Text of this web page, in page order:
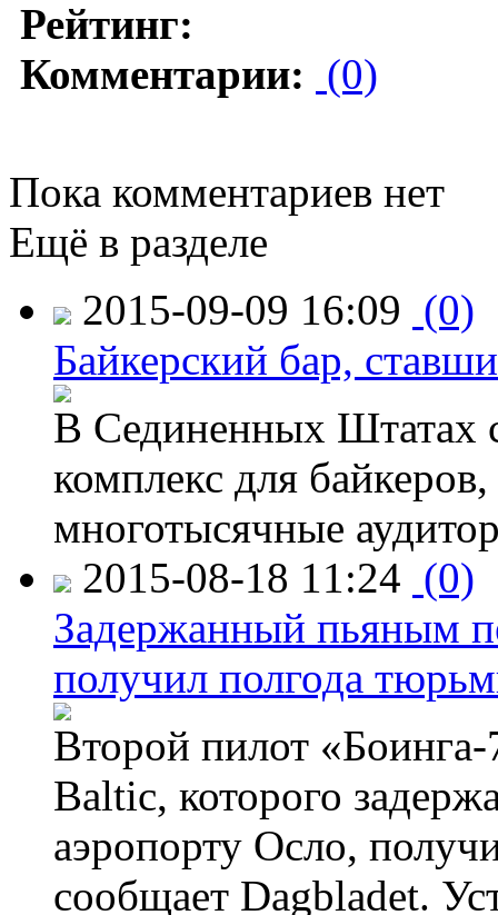
Рейтинг:
Комментарии: (0)
Пока комментариев нет
Ещё в разделе
2015-09-09 16:09 (0)
Байкерский бар,
В Сединенных Штатах
комплекс для
многотысячные
2015-08-18 11:24 (0)
Задержанный пьяным
получил полгода
Второй пилот
Baltic, которого
аэропорту Осло,
сообщает Dagbladet.